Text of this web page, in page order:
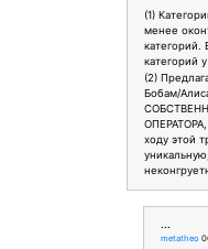
(1)
менее
категорий.
категорий
(2)
Бобам/
ходу этой
...
metatheo